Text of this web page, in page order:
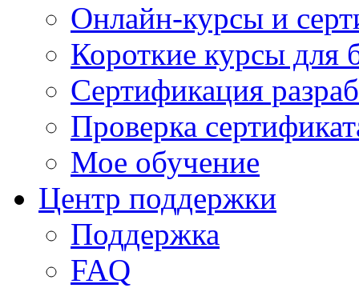
Онлайн-курсы и
Короткие курсы для
Сертификация
Проверка
Мое обучение
Центр поддержки
Поддержка
FAQ